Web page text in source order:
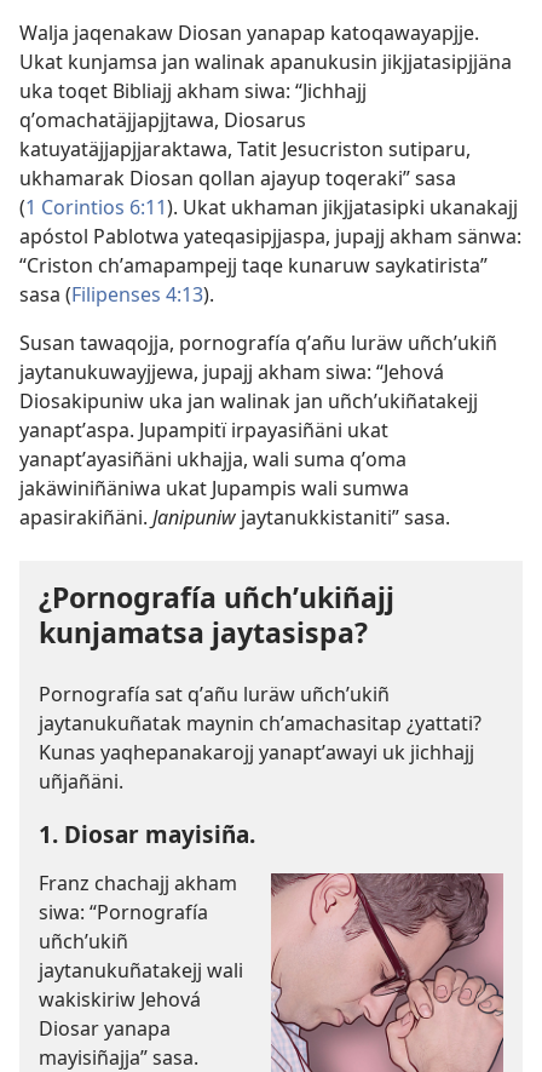
Walja jaqenakaw Diosan yanapap katoqawayapjje.
Ukat kunjamsa jan walinak apanukusin jikjjatasipjjäna
uka toqet Bibliajj akham siwa: “Jichhajj
qʼomachatäjjapjjtawa, Diosarus
katuyatäjjapjjaraktawa, Tatit Jesucriston sutiparu,
ukhamarak Diosan qollan ajayup toqeraki” sasa
(1 Corintios 6:11). Ukat ukhaman jikjjatasipki ukanakajj
apóstol Pablotwa yateqasipjjaspa, jupajj akham sänwa:
“Criston chʼamapampejj taqe kunaruw saykatirista”
sasa (Filipenses 4:13).
Susan tawaqojja, pornografía qʼañu luräw uñchʼukiñ
jaytanukuwayjjewa, jupajj akham siwa: “Jehová
Diosakipuniw uka jan walinak jan uñchʼukiñatakejj
yanaptʼaspa. Jupampitï irpayasiñäni ukat
yanaptʼayasiñäni ukhajja, wali suma qʼoma
jakäwiniñäniwa ukat Jupampis wali sumwa
apasirakiñäni. Janipuniw jaytanukkistaniti” sasa.
¿Pornografía uñchʼukiñajj
kunjamatsa jaytasispa?
Pornografía sat qʼañu luräw uñchʼukiñ
jaytanukuñatak maynin chʼamachasitap ¿yattati?
Kunas yaqhepanakarojj yanaptʼawayi uk jichhajj
uñjañäni.
1. Diosar mayisiña.
Franz chachajj akham
siwa: “Pornografía
uñchʼukiñ
jaytanukuñatakejj wali
wakiskiriw Jehová
Diosar yanapa
mayisiñajja” sasa.